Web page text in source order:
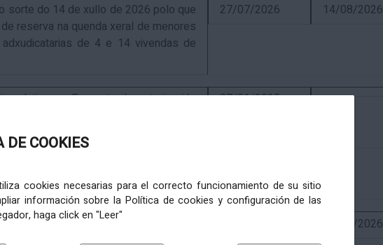
COOKIES
cookies necesarias para el correcto funcionamiento de su sitio
información sobre la Política de cookies y configuración de las
haga click en "Leer"
sorte do 14 de xullo de 2026 polo que
reserva na quenda xeral de menores
de 4 e 14 vivendas de
27/07/2026 14/08/2026
relativo ao Proxecto de autorización
de nova ERM 16/4 Q.9000-D sita
2024/4-1
07/01/2025
á recadación das cotas estatais e
de 2026, cuxa xestión recadatoria
02/09/2026